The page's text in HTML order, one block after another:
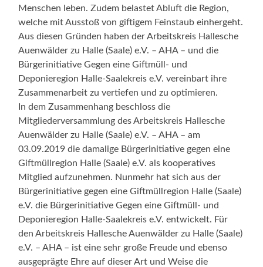
Menschen leben. Zudem belastet Abluft die Region,
welche mit Ausstoß von giftigem Feinstaub einhergeht.
Aus diesen Gründen haben der Arbeitskreis Hallesche
Auenwälder zu Halle (Saale) e.V. – AHA – und die
Bürgerinitiative Gegen eine Giftmüll- und
Deponieregion Halle-Saalekreis e.V. vereinbart ihre
Zusammenarbeit zu vertiefen und zu optimieren.
In dem Zusammenhang beschloss die
Mitgliederversammlung des Arbeitskreis Hallesche
Auenwälder zu Halle (Saale) e.V. – AHA – am
03.09.2019 die damalige Bürgerinitiative gegen eine
Giftmüllregion Halle (Saale) e.V. als kooperatives
Mitglied aufzunehmen. Nunmehr hat sich aus der
Bürgerinitiative gegen eine Giftmüllregion Halle (Saale)
e.V. die Bürgerinitiative Gegen eine Giftmüll- und
Deponieregion Halle-Saalekreis e.V. entwickelt. Für
den Arbeitskreis Hallesche Auenwälder zu Halle (Saale)
e.V. – AHA – ist eine sehr große Freude und ebenso
ausgeprägte Ehre auf dieser Art und Weise die